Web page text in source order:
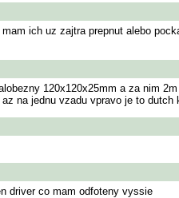
ich uz zajtra prepnut alebo
120x120x25mm a za nim
na jednu vzadu vpravo je to dutch
driver co mam odfoteny vyssie